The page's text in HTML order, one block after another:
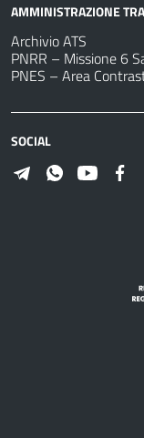
AMMINISTRAZIONE
Archivio ATS
PNRR – Missione 6
PNES – Area
SOCIAL